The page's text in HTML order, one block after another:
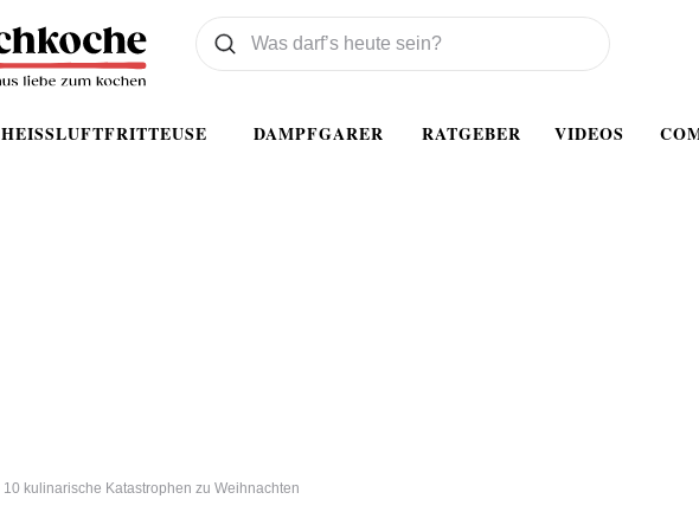
HEISSLUFTFRITTEUSE DAMPFGARER RATGEBER VIDEOS
Was wollen Sie suchen
Suchen
10 kulinarische Katastrophen zu Weihnachten